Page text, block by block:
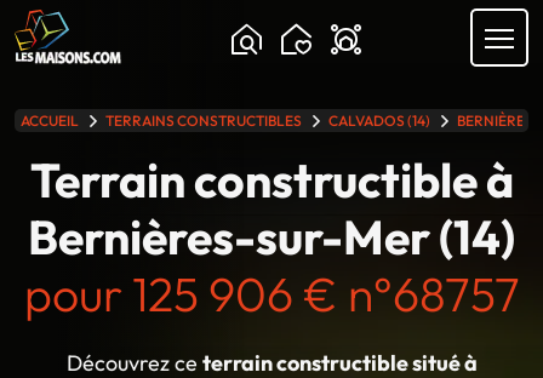
ACCUEIL TERRAINS CONSTRUCTIBLES CALVADOS (14)
Terrain constructible à
Bernières-sur-Mer (14)
pour 125 906 € n°68757
Découvrez ce terrain constructible situé à